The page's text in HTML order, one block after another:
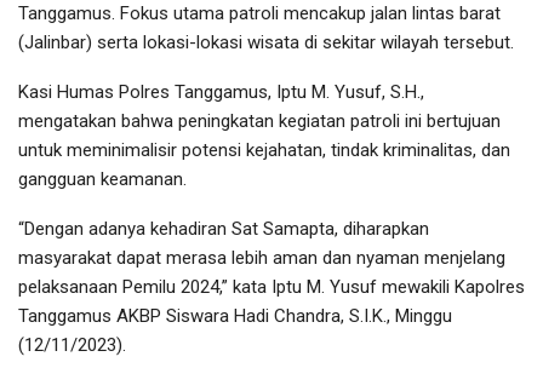
Tanggamus. Fokus utama patroli mencakup jalan lintas barat
(Jalinbar) serta lokasi-lokasi wisata di sekitar wilayah tersebut.
Kasi Humas Polres Tanggamus, Iptu M. Yusuf, S.H.,
mengatakan bahwa peningkatan kegiatan patroli ini bertujuan
untuk meminimalisir potensi kejahatan, tindak kriminalitas, dan
gangguan keamanan.
“Dengan adanya kehadiran Sat Samapta, diharapkan
masyarakat dapat merasa lebih aman dan nyaman menjelang
pelaksanaan Pemilu 2024,” kata Iptu M. Yusuf mewakili Kapolres
Tanggamus AKBP Siswara Hadi Chandra, S.I.K., Minggu
(12/11/2023).